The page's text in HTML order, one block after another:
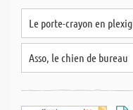
Le porte-crayon en
Asso, le chien de bureau